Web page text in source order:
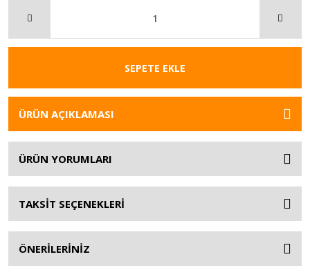
SEPETE EKLE
ÜRÜN AÇIKLAMASI
ÜRÜN YORUMLARI
TAKSİT SEÇENEKLERİ
ÖNERİLERİNİZ